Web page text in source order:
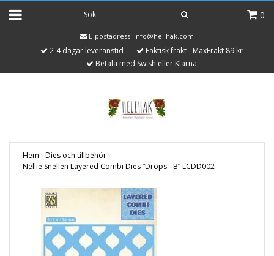
0
E-postadress: info@helihak.com
2-4 dagar leveranstid
Faktisk frakt - MaxFrakt 89 kr
Betala med Swish eller Klarna
Hem › Dies och tillbehör›
Nellie Snellen Layered Combi Dies “Drops - B” LCDD002